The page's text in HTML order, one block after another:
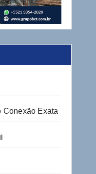
Conexão Exata